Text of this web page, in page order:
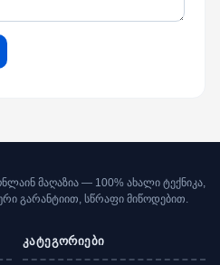
მაღაზია — 100% ახალი ტექნიკა,
გარანტიით, სწრაფი მიწოდებით.
კატეგორიები